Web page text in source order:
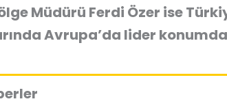
Müdürü Ferdi Özer ise
Avrupa’da lider